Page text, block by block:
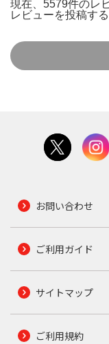
現在、5579件のレ
レビューを投稿す
お問い合わせ
ご利用ガイド
サイトマップ
ご利用規約